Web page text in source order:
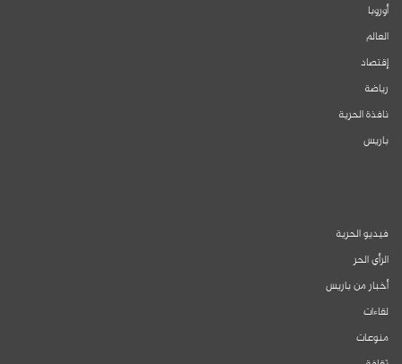
أوروبا
العالم
إقتصاد
رياضة
نافذة الحرية
باريس
فيديو الحرية
الرأي الحر
أخبار من باريس
لقاءات
منوعات